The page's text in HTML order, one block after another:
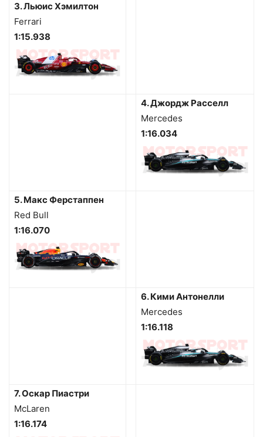
3. Льюис Хэмилтон
Ferrari
1:15.938
4. Джордж Расселл
Mercedes
1:16.034
5. Макс Ферстаппен
Red Bull
1:16.070
6. Кими Антонелли
Mercedes
1:16.118
7. Оскар Пиастри
McLaren
1:16.174